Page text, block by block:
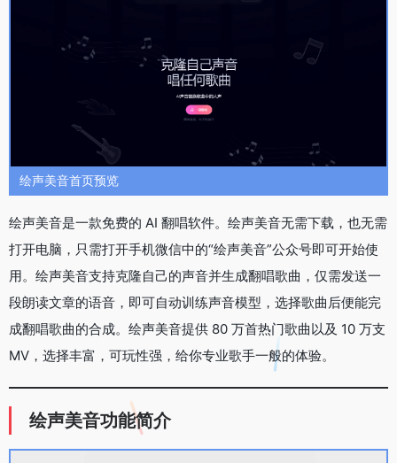
绘声美音首页预览
绘声美音是一款免费的 AI 翻唱软件。绘声美音无需下载，也无需
打开电脑，只需打开手机微信中的“绘声美音”公众号即可开始使
用。绘声美音支持克隆自己的声音并生成翻唱歌曲，仅需发送一
段朗读文章的语音，即可自动训练声音模型，选择歌曲后便能完
成翻唱歌曲的合成。绘声美音提供 80 万首热门歌曲以及 10 万支
MV，选择丰富，可玩性强，给你专业歌手一般的体验。
绘声美音功能简介